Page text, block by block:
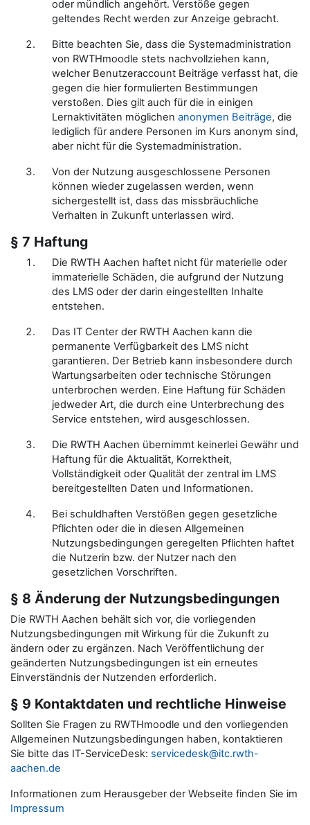
oder mündlich angehört. Verstöße gegen
geltendes Recht werden zur Anzeige gebracht.
Bitte beachten Sie, dass die Systemadministration
von RWTHmoodle stets nachvollziehen kann,
welcher Benutzeraccount Beiträge verfasst hat, die
gegen die hier formulierten Bestimmungen
verstoßen. Dies gilt auch für die in einigen
Lernaktivitäten möglichenanonymen Beiträge, die
lediglich für andere Personen im Kurs anonym sind,
aber nicht für die Systemadministration.
Von der Nutzung ausgeschlossene Personen
können wieder zugelassen werden, wenn
sichergestellt ist, dass das missbräuchliche
Verhalten in Zukunft unterlassen wird.
§ 7 Haftung
Die RWTH Aachen haftet nicht für materielle oder
immaterielle Schäden, die aufgrund der Nutzung
des LMS oder der darin eingestellten Inhalte
entstehen.
Das IT Center der RWTH Aachen kann die
permanente Verfügbarkeit des LMS nicht
garantieren. Der Betrieb kann insbesondere durch
Wartungsarbeiten oder technische Störungen
unterbrochen werden. Eine Haftung für Schäden
jedweder Art, die durch eine Unterbrechung des
Service entstehen, wird ausgeschlossen.
Die RWTH Aachen übernimmt keinerlei Gewähr und
Haftung für die Aktualität, Korrektheit,
Vollständigkeit oder Qualität der zentral im LMS
bereitgestellten Daten und Informationen.
Bei schuldhaften Verstößen gegen gesetzliche
Pflichten oder die in diesen Allgemeinen
Nutzungsbedingungen geregelten Pflichten haftet
die Nutzerin bzw. der Nutzer nach den
gesetzlichen Vorschriften.
§ 8 Änderung der Nutzungsbedingungen
Die RWTH Aachen behält sich vor, die vorliegenden
Nutzungsbedingungen mit Wirkung für die Zukunft zu
ändern oder zu ergänzen. Nach Veröffentlichung der
geänderten Nutzungsbedingungen ist ein erneutes
Einverständnis der Nutzenden erforderlich.
§ 9 Kontaktdaten und rechtliche Hinweise
Sollten Sie Fragen zu RWTHmoodle und den vorliegenden
Allgemeinen Nutzungsbedingungen haben, kontaktieren
Sie bitte das IT-ServiceDesk: servicedesk@itc.rwth-
aachen.de
Informationen zum Herausgeber der Webseite finden Sie im
Impressum